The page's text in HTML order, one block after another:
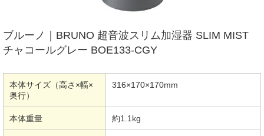
ブルーノ｜BRUNO 超音波スリム加湿器 SLIM MIST
チャコールグレー BOE133-CGY
本体サイズ（高さ×幅×
奥行）
316×170×170mm
本体重量 約1.1kg